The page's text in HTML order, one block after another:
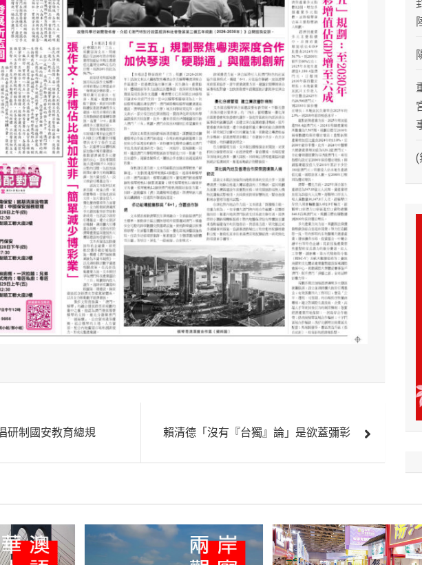
研制國安教育總規 賴清德「沒有『台獨』論」是欲蓋彌彰
(